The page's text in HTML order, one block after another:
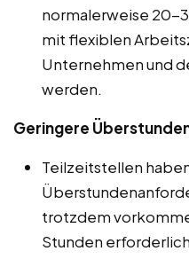
normalerweise 20-
mit flexiblen
Unternehmen und
werden.
Geringere
Teilzeitstellen
trotzdem
Stunden